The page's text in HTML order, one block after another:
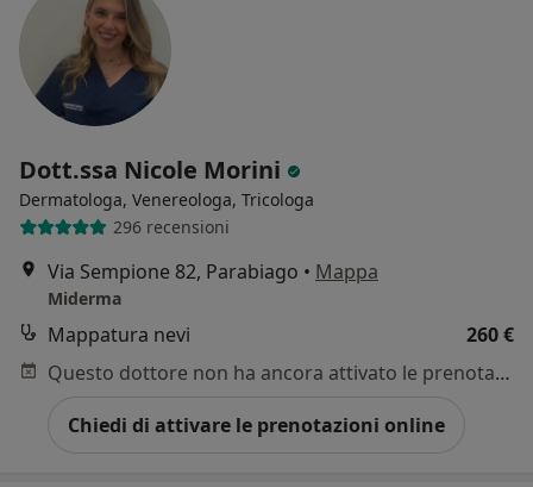
Dott.ssa Nicole Morini
Dermatologa, Venereologa, Tricologa
296 recensioni
Via Sempione 82, Parabiago • Mappa
Miderma
Mappatura nevi
260 €
Questo dottore non ha ancora attivato le prenotazioni online presso questo indirizzo.
Chiedi di attivare le prenotazioni online